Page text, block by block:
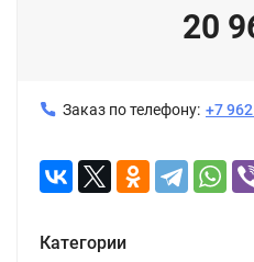
20
Заказ по телефону: +7
Категории